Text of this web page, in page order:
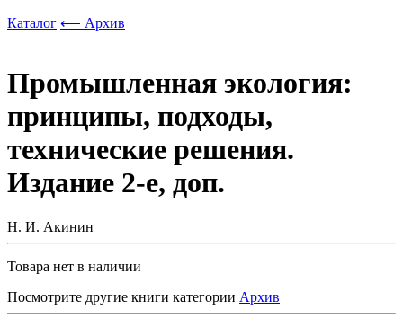
Каталог ⟵ Архив
Промышленная экология:
принципы, подходы,
технические решения.
Издание 2-е, доп.
Н. И. Акинин
Товара нет в наличии
Посмотрите другие книги категории Архив